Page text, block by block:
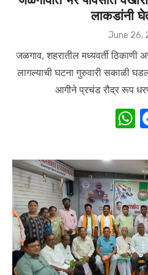
लाकडांनी
Posted
June 26,
जळगाव, शहरातील मध्यवर्ती
लागल्याची घटना गुरुवारी सकाळी
आगीने प्रचंड रौद्र रूप